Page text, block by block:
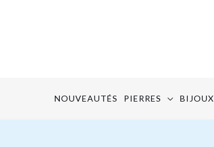
NOUVEAUTÉS PIERRES BIJOUX